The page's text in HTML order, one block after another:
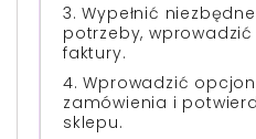
3. Wypełnić
potrzeby,
faktury.
4. Wprowadzić
zamówienia i
sklepu.